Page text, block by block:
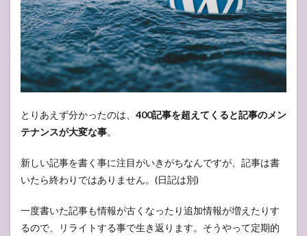
とりあえず分かったのは、 400記事を超えてくると記事のメン
テナンスが大変な事。
新しい記事を書く事に注目がいきがちなんですが、記事は書
いたら終わりではありません。(日記は別)
一度書いた記事も情報が古くなったり追加情報が増えたりす
るので、リライトする事で生き返ります。そうやって定期的